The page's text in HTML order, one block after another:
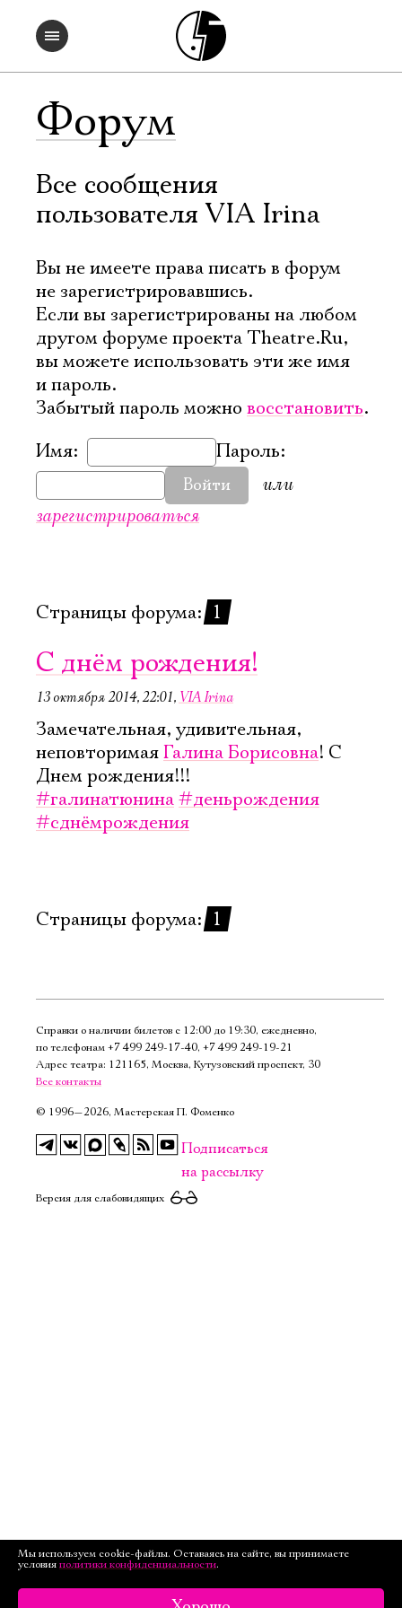
Форум
Все сообщения
пользователя VIA Irina
Вы не имеете права писать в форум
не зарегистрировавшись.
Если вы зарегистрированы на любом
другом форуме проекта Theatre.Ru,
вы можете использовать эти же имя
и пароль.
Забытый пароль можно восстановить.
Имя:
Пароль:
Войти
или
зарегистрироваться
Страницы форума: 1
С днём рождения!
13 октября 2014, 22:01, VIA Irina
Замечательная, удивительная,
неповторимаяГалина Борисовна! С
Днем рождения!!!
#галинатюнина#деньрождения
#сднёмрождения
Страницы форума: 1
Справки о наличии билетов с 12:00 до 19:30, ежедневно,
по телефонам +7 499 249‑17‑40, +7 499 249‑19‑21
Адрес театра: 121165, Москва, Кутузовский проспект, 30
Все контакты
© 1996—2026, Мастерская П. Фоменко
Подписаться
на рассылку
Версия для слабовидящих
Электропочта
Имя
Ознакомиться
Мы используем cookie-файлы. Оставаясь на сайте, вы принимаете
условия политики конфиденциальности.